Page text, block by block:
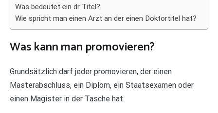
Was bedeutet ein dr Titel?
Wie spricht man einen Arzt an der einen Doktortitel hat?
Was kann man promovieren?
Grundsätzlich darf jeder promovieren, der einen
Masterabschluss, ein Diplom, ein Staatsexamen oder
einen Magister in der Tasche hat.